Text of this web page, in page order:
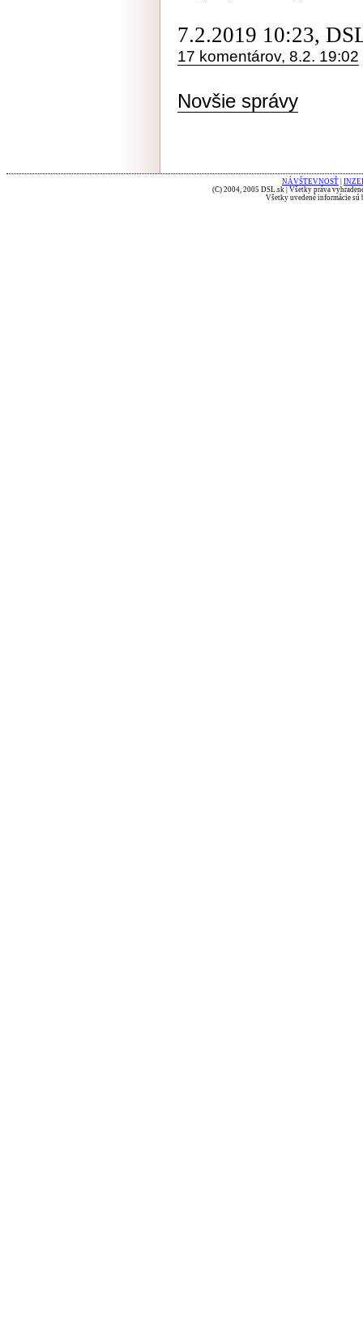
7.2.2019 10:23,
17 komentárov, 8.2. 19:02
Novšie správy
NÁVŠTEVNOSŤ
(C) 2004, 2005 DSL.sk | Všetky práva
Všetky uvedené informácie sú